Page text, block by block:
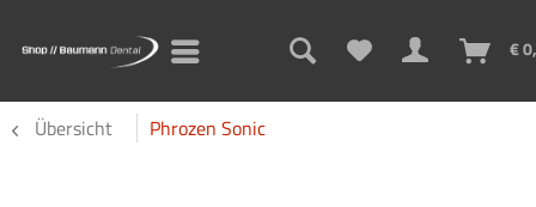
€
Übersicht Phrozen Sonic